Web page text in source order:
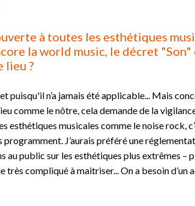
à toutes les esthétiques
la world music, le décret
lieu ?
puisqu'il n’a jamais été applicable... Mais
comme le nôtre, cela demande de la
esthétiques musicales comme le noise rock,
J’aurais préféré une
public sur les esthétiques plus extrêmes –
compliqué à maitriser... On a besoin d’un